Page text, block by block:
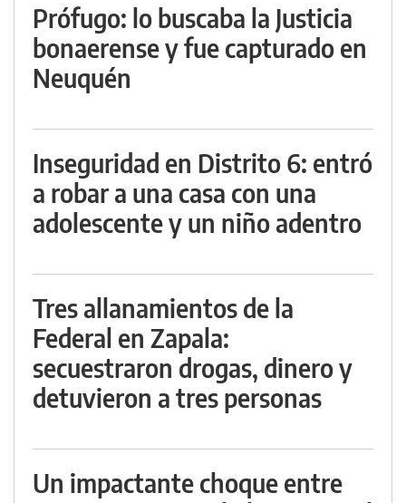
Prófugo: lo buscaba la Justicia
bonaerense y fue capturado en
Neuquén
Inseguridad en Distrito 6: entró
a robar a una casa con una
adolescente y un niño adentro
Tres allanamientos de la
Federal en Zapala:
secuestraron drogas, dinero y
detuvieron a tres personas
Un impactante choque entre